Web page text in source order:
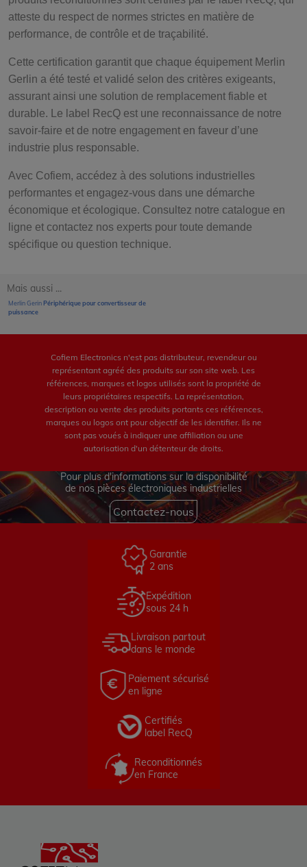
atteste du respect de normes strictes en matière de
performance, de contrôle et de traçabilité.
Cette certification garantit que chaque équipement Merlin
Gerlin a été testé et validé selon des critères exigeants,
assurant ainsi une solution de remplacement fiable et
durable. Le label RecQ est une reconnaissance de notre
savoir-faire et de notre engagement en faveur d’une
industrie plus responsable.
Avec Cofiem, accédez à des solutions industrielles
performantes et engagez-vous dans une démarche
économique et écologique. Consultez notre catalogue en
ligne et contactez nos experts pour toute demande
spécifique ou question technique.
Mais aussi ...
Merlin GerinPériphérique pour convertisseur de
puissance
Cofiem Electronics n'est pas distributeur, revendeur ou
représentant agréé des produits sur son site web. Les
références, marques et logos utilisés sont la propriété de
leurs propriétaires respectifs. La représentation,
description ou vente des produits portants ces références,
marques ou logos ont pour objectif de les identifier. Ils ne
sont pas voués à indiquer une affiliation ou une
autorisation d'un détenteur de droits.
Pour plus d'informations sur la disponibilité
de nos pièces électroniques industrielles
Contactez-nous
Garantie
2 ans
Expédition
sous 24 h
Livraison partout
dans le monde
Paiement sécurisé
en ligne
Certifiés
label RecQ
Reconditionnés
en France